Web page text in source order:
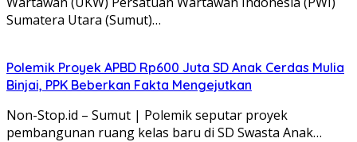
Sumatera Utara (Sumut)…
Polemik Proyek APBD Rp600 Juta SD Anak Cerdas Mulia
Binjai, PPK Beberkan Fakta Mengejutkan
Non-Stop.id – Sumut | Polemik seputar proyek
pembangunan ruang kelas baru di SD Swasta Anak…